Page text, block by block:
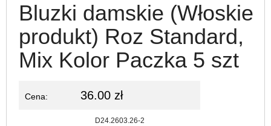
Bluzki damskie (Włoskie
produkt) Roz Standard,
Mix Kolor Paczka 5 szt
Cena: 36.00 zł
D24.2603.26-2